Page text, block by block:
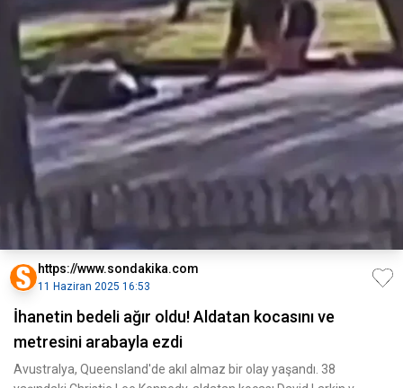
https://www.sondakika.com
11 Haziran 2025 16:53
İhanetin bedeli ağır oldu! Aldatan kocasını ve
metresini arabayla ezdi
Avustralya, Queensland'de akıl almaz bir olay yaşandı. 38